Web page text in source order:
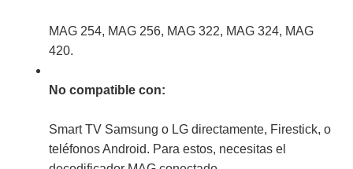
MAG 254, MAG 256, MAG 322, MAG 324, MAG
420.
No compatible con:
Smart TV Samsung o LG directamente, Firestick, o
teléfonos Android. Para estos, necesitas el